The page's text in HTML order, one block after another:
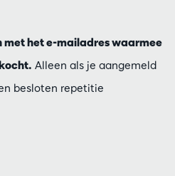
met het e-mailadres waarmee
Alleen als je aangemeld
besloten repetitie